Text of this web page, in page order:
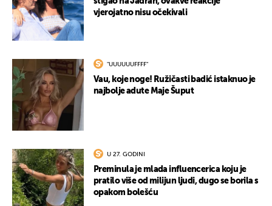
vjerojatno nisu očekivali
"UUUUUUFFFF"
Vau, koje noge! Ružičasti badić istaknuo je
najbolje adute Maje Šuput
U 27. GODINI
Preminula je mlada influencerica koju je
pratilo više od milijun ljudi, dugo se borila s
opakom bolešću
UKLJUČITE NOTIFIKACIJE